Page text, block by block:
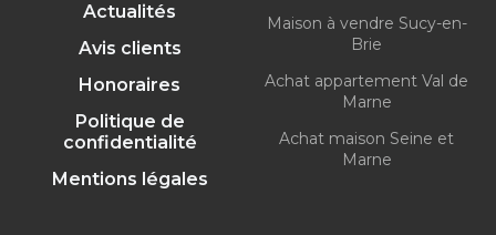
Actualités
Avis clients
Honoraires
Politique de
confidentialité
Mentions légales
Maison à vendre Sucy-en-
Brie
Achat appartement Val de
Marne
Achat maison Seine et
Marne